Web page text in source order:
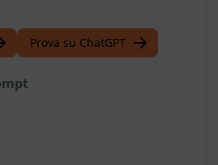
Prova su ChatGPT